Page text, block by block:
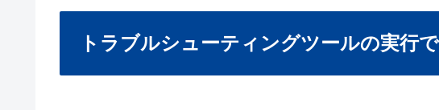
トラブルシューティングツールの実行